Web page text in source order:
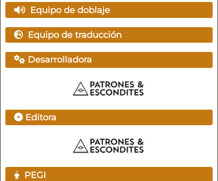
Equipo de doblaje
Equipo de traducción
Desarrolladora
Editora
PEGI